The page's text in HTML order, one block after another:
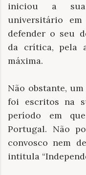
iniciou a
universitário
defender o seu
da crítica, pela
máxima.
Não obstante,
foi escritos na
período em
Portugal. Não
convosco nem
intitula